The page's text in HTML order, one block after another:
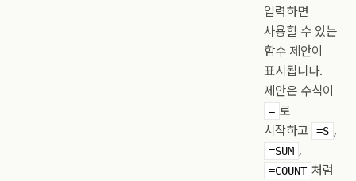
입력하면
사용할 수 있는
함수 제안이
표시됩니다.
제안은 수식이
= 로
시작하고
=S ,
=SUM ,
=COUNT 처럼